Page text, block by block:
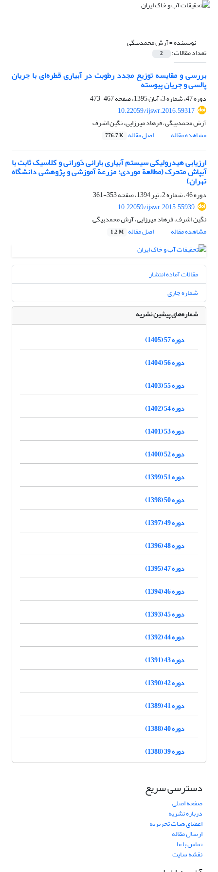
نویسنده =آرش محمدبیگی
تعداد مقالات: 2
بررسی و مقایسه توزیع مجدد رطوبت در آبیاری قطره‌ای با جریان
پالسی و جریان پیوسته
دوره 47، شماره 3، آبان 1395، صفحه
467-473
10.22059/ijswr.2016.59317
آرش محمدبیگی، فرهاد میرزایی، نگین اشرف
مشاهده مقاله
اصل مقاله 776.7 K
ارزیابی هیدرولیکی سیستم آبیاری بارانی دَورانی و کلاسیک ثابت با
آبپاش متحرک (مطالعة موردی: مزرعة آموزشی و پژوهشی دانشگاه
تهران)
دوره 46، شماره 2، تیر 1394، صفحه
353-361
10.22059/ijswr.2015.55939
نگین اشرف، فرهاد میرزایی، آرش محمدبیگی
مشاهده مقاله
اصل مقاله 1.2 M
مقالات آماده انتشار
شماره جاری
شماره‌های پیشین نشریه
دوره 57 (1405)
دوره 56 (1404)
دوره 55 (1403)
دوره 54 (1402)
دوره 53 (1401)
دوره 52 (1400)
دوره 51 (1399)
دوره 50 (1398)
دوره 49 (1397)
دوره 48 (1396)
دوره 47 (1395)
دوره 46 (1394)
دوره 45 (1393)
دوره 44 (1392)
دوره 43 (1391)
دوره 42 (1390)
دوره 41 (1389)
دوره 40 (1388)
دوره 39 (1388)
دسترسی سریع
صفحه اصلی
درباره نشریه
اعضای هیات تحریریه
ارسال مقاله
تماس با ما
نقشه سایت